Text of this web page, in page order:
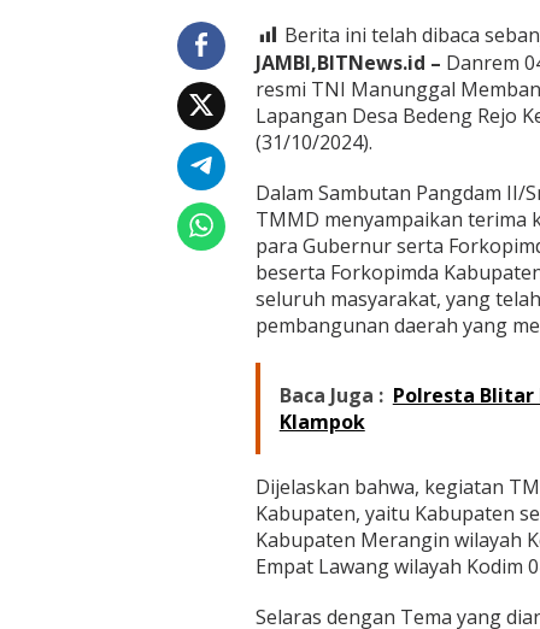
/
S
a
r
k
o
Berita ini telah dibaca
JAMBI,BITNews.id – Danrem
resmi TNI Manunggal
Lapangan Desa Bedeng Rejo
(31/10/2024).
Dalam Sambutan Pangdam II/
TMMD menyampaikan terima
para Gubernur serta
beserta Forkopimda
seluruh masyarakat, yang
pembangunan daerah yang
Baca Juga : Polresta Blitar
Klampok
Dijelaskan bahwa, kegiatan
Kabupaten, yaitu Kabupaten
Kabupaten Merangin wilayah
Empat Lawang wilayah Kodim
Selaras dengan Tema yang